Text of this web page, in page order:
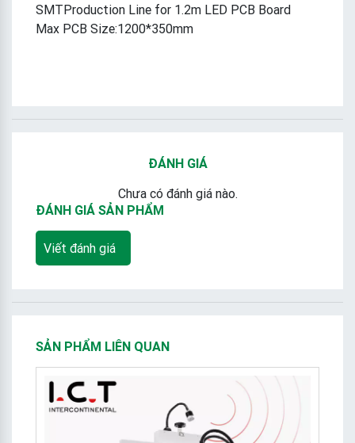
SMTProduction Line for 1.2m LED PCB Board
Max PCB Size:1200*350mm
ĐÁNH GIÁ
Chưa có đánh giá nào.
ĐÁNH GIÁ SẢN PHẨM
Viết đánh giá
SẢN PHẨM LIÊN QUAN